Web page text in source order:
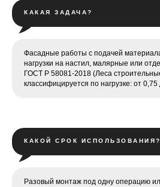
КАКАЯ ЗАДАЧА?
Фасадные работы с подачей
нагрузки на настил, малярные или
ГОСТ Р 58081-2018 (Леса
классифицируется по нагрузке: от
КАКОЙ СРОК ИСПОЛЬЗОВАНИЯ?
Разовый монтаж под одну операцию